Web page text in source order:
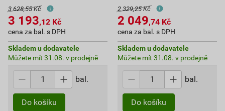
3 628,55 Kč
3 193,12 Kč
cena za bal. s DPH
Skladem u dodavatele
Můžete mít 31.08. v prodejně
bal.
Do košíku
2 329,25 Kč
2 049,74 Kč
cena za bal. s DPH
Skladem u dodavatele
Můžete mít 31.08. v prodejně
bal.
Do košíku